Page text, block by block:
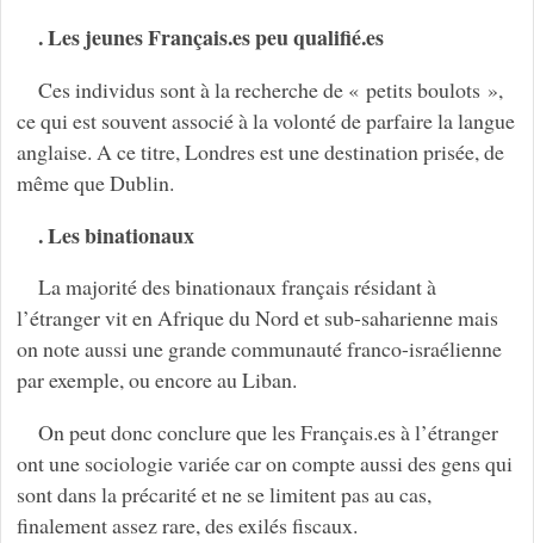
. Les jeunes Français.es peu qualifié.es
Ces individus sont à la recherche de « petits boulots »,
ce qui est souvent associé à la volonté de parfaire la langue
anglaise. A ce titre, Londres est une destination prisée, de
même que Dublin.
. Les binationaux
La majorité des binationaux français résidant à
l’étranger vit en Afrique du Nord et sub-saharienne mais
on note aussi une grande communauté franco-israélienne
par exemple, ou encore au Liban.
On peut donc conclure que les Français.es à l’étranger
ont une sociologie variée car on compte aussi des gens qui
sont dans la précarité et ne se limitent pas au cas,
finalement assez rare, des exilés fiscaux.